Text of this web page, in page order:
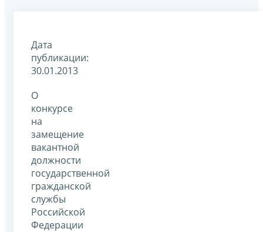
Дата
публикации:
30.01.2013
О
конкурсе
на
замещение
вакантной
должности
государственной
гражданской
службы
Российской
Федерации